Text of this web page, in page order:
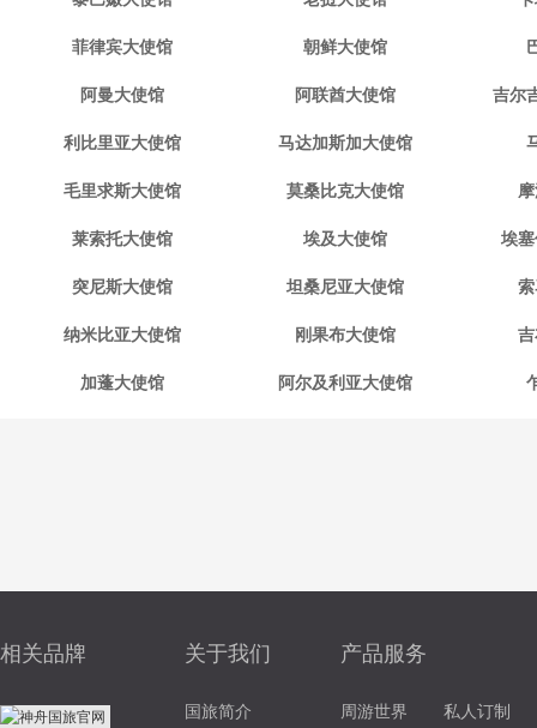
菲律宾大使馆 朝鲜大使馆
阿曼大使馆 阿联酋大使馆 吉尔
利比里亚大使馆 马达加斯加大使馆
毛里求斯大使馆 莫桑比克大使馆
莱索托大使馆 埃及大使馆 埃
突尼斯大使馆 坦桑尼亚大使馆
纳米比亚大使馆 刚果布大使馆
加蓬大使馆 阿尔及利亚大使馆
相关品牌 关于我们
国旅简介
产品服务
周游世界 私人订制